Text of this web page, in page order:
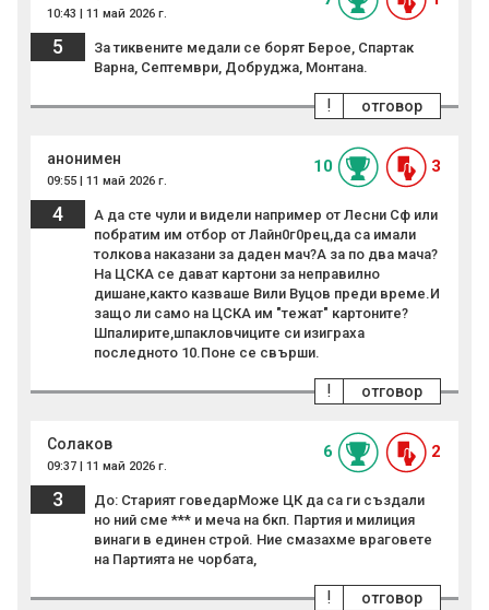
10:43 | 11 май 2026 г.
5
За тиквените медали се борят Берое, Спартак
Варна, Септември, Добруджа, Монтана.
отговор
!
анонимен
09:55 | 11 май 2026 г.
10 3
4
А да сте чули и видели например от Лесни Сф или
побратим им отбор от Лайн0г0рец,да са имали
толкова наказани за даден мач?А за по два мача?
На ЦСКА се дават картони за неправилно
дишане,както казваше Вили Вуцов преди време.И
защо ли само на ЦСКА им "тежат" картоните?
Шпалирите,шпакловчиците си изиграха
последното 10.Поне се свърши.
отговор
!
Солаков
09:37 | 11 май 2026 г.
6 2
3
До: Старият говедарМоже ЦК да са ги създали
но ний сме *** и меча на бкп. Партия и милиция
винаги в единен строй. Ние смазахме враговете
на Партията не чорбата,
отговор
!